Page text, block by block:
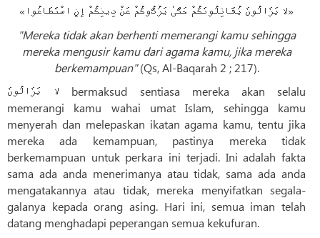
«لا يَزَالُونَ يُقَاتِلُونَكُمْ حَتَّىٰ يَرُدُّوكُمْ عَنْ دِينِكُمْ إِنِ اسْتَطَاعُوا»
"Mereka tidak akan berhenti memerangi kamu sehingga
mereka mengusir kamu dari agama kamu, jika mereka
berkemampuan"(Qs, Al-Baqarah 2 ; 217).
لا يَزَالُونَ bermaksud sentiasa mereka akan selalu
memerangi kamu wahai umat Islam, sehingga kamu
menyerah dan melepaskan ikatan agama kamu, tentu jika
mereka ada kemampuan, pastinya mereka tidak
berkemampuan untuk perkara ini terjadi. Ini adalah fakta
sama ada anda menerimanya atau tidak, sama ada anda
mengatakannya atau tidak, mereka menyifatkan segala-
galanya kepada orang asing. Hari ini, semua iman telah
datang menghadapi peperangan semua kekufuran.